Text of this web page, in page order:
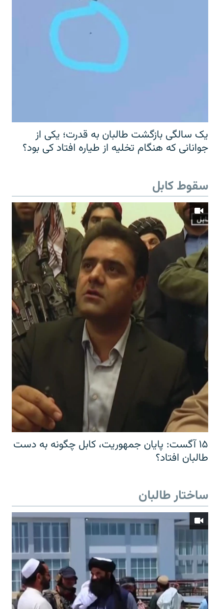
یک سالگی بازگشت طالبان به قدرت؛ یکی از
جوانانی که هنگام تخلیه از طیاره افتاد کی بود؟
سقوط کابل
۱۵ آگست: پایان جمهوریت، کابل چگونه به دست
طالبان افتاد؟
ساختار طالبان